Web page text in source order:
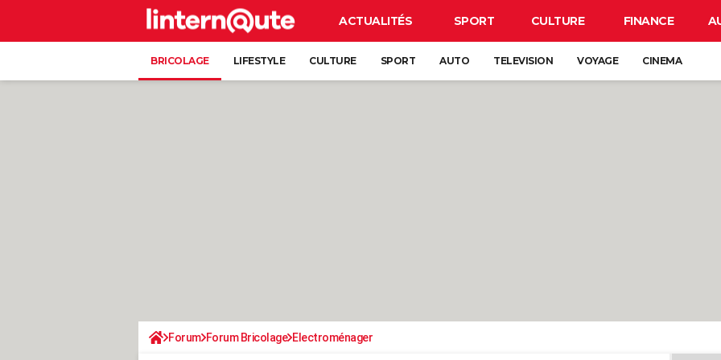
ACTUALITÉS SPORT CULTURE FINANCE
BRICOLAGE LIFESTYLE CULTURE SPORT AUTO TELEVISION VOYAGE CINEMA
Forum Forum Bricolage Electroménager